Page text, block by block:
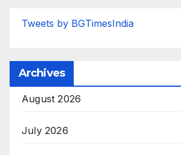
Tweets by BGTimesIndia
Archives
August 2026
July 2026